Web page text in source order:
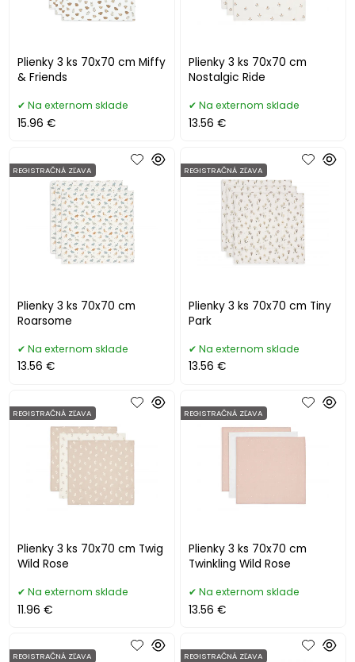
Plienky 3 ks 70x70 cm Miffy
& Friends
Na externom sklade
15.96 €
Plienky 3 ks 70x70 cm
Nostalgic Ride
Na externom sklade
13.56 €
Plienky 3 ks 70x70 cm
Roarsome
REGISTRAČNÁ ZĽAVA
Na externom sklade
13.56 €
Plienky 3 ks 70x70 cm Tiny
Park
REGISTRAČNÁ ZĽAVA
Na externom sklade
13.56 €
Plienky 3 ks 70x70 cm Twig
Wild Rose
REGISTRAČNÁ ZĽAVA
Na externom sklade
11.96 €
Plienky 3 ks 70x70 cm
Twinkling Wild Rose
REGISTRAČNÁ ZĽAVA
Na externom sklade
13.56 €
REGISTRAČNÁ ZĽAVA REGISTRAČNÁ ZĽAVA